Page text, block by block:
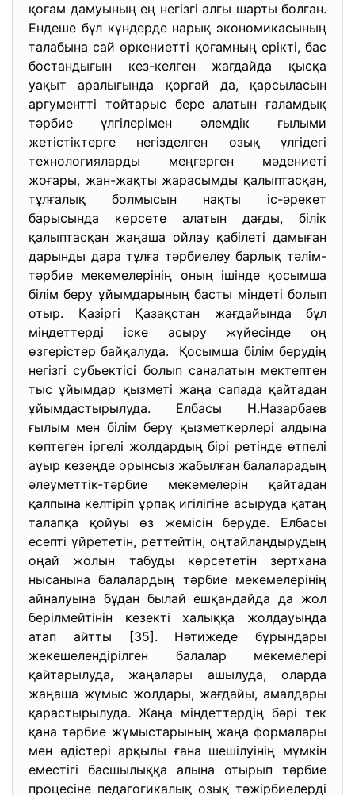
қоғам дамуының ең негізгі алғы шарты болған.
Ендеше бұл күндерде нарық экономикасының
талабына сай өркениетті қоғамның ерікті, бас
бостандығын кез-келген жағдайда қысқа
уақыт аралығында қорғай да, қарсыласын
аргументті тойтарыс бере алатын ғаламдық
тәрбие үлгілерімен әлемдік ғылыми
жетістіктерге негізделген озық үлгідегі
технологияларды меңгерген мәдениеті
жоғары, жан-жақты жарасымды қалыптасқан,
тұлғалық болмысын нақты іс-әрекет
барысында көрсете алатын дағды, білік
қалыптасқан жаңаша ойлау қабілеті дамыған
дарынды дара тұлға тәрбиелеу барлық тәлім-
тәрбие мекемелерінің оның ішінде қосымша
білім беру ұйымдарының басты міндеті болып
отыр. Қазіргі Қазақстан жағдайында бұл
міндеттерді іске асыру жүйесінде оң
өзгерістер байқалуда. Қосымша білім берудің
негізгі субьектісі болып саналатын мектептен
тыс ұйымдар қызметі жаңа сапада қайтадан
ұйымдастырылуда. Елбасы Н.Назарбаев
ғылым мен білім беру қызметкерлері алдына
көптеген іргелі жолдардың бірі ретінде өтпелі
ауыр кезеңде орынсыз жабылған балаларадың
әлеуметтік-тәрбие мекемелерін қайтадан
қалпына келтіріп ұрпақ игілігіне асыруда қатаң
талапқа қойуы өз жемісін беруде. Елбасы
есепті үйрететін, реттейтін, оңтайландырудың
оңай жолын табуды көрсететін зертхана
нысанына балалардың тәрбие мекемелерінің
айналуына бұдан былай ешқандайда да жол
берілмейтінін кезекті халыққа жолдауында
атап айтты [35]. Нәтижеде бұрындары
жекешелендірілген балалар мекемелері
қайтарылуда, жаңалары ашылуда, оларда
жаңаша жұмыс жолдары, жағдайы, амалдары
қарастырылуда. Жаңа міндеттердің бәрі тек
қана тәрбие жұмыстарының жаңа формалары
мен әдістері арқылы ғана шешілуінің мүмкін
еместігі басшылыққа алына отырып тәрбие
процесіне педагогикалық озық тәжірбиелерді